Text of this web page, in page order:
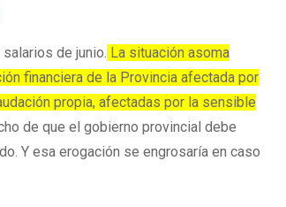
de junio. La situación asoma
financiera de la Provincia afectada por
propia, afectadas por la sensible
de que el gobierno provincial debe
Y esa erogación se engrosaría en caso